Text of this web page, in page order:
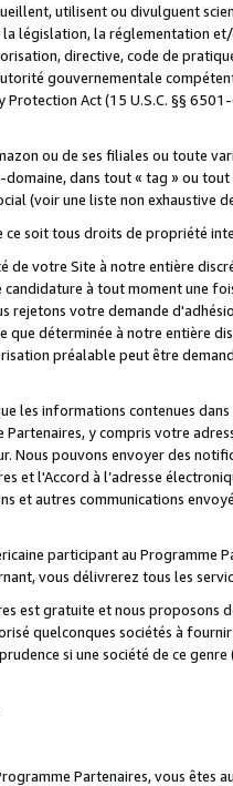
utilisent ou divulguent
législation, la réglementation
directive, code de
gouvernementale
Protection Act (15 U.S.C. §§
ou de ses filiales ou toute
dans tout « tag » ou
(voir une liste non exhaustive
ce soit tous droits de propriété
de votre Site à notre entière
à tout moment une
rejetons votre demande
déterminée à notre entière
préalable peut être
les informations contenues
Partenaires, y compris votre
Nous pouvons envoyer des
et l'Accord à l’adresse
et autres communications
participant au
vous délivrerez tous les
est gratuite et nous proposons
quelconques sociétés à
si une société de ce
Partenaires, vous êtes